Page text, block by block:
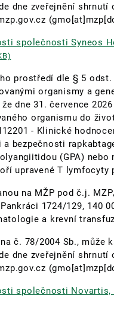
dne zveřejnění
společnosti Syneos
prostředí dle § 5 odst.
organismy a
dne 31. července
organismu do
- Klinické
bezpečnosti
(GPA)
upravené T lymfocyty
na MŽP pod č.j.
1724/129, 140
a krevní
č. 78/2004 Sb., může
dne zveřejnění
společnosti Novartis,